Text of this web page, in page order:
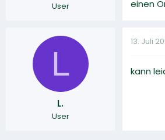
User
einen
L
L.
User
13. Juli
kann